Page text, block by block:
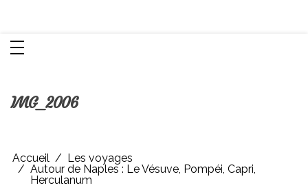
IMG_2006
Accueil
Les voyages
Autour de Naples : Le Vésuve, Pompéi, Capri,
Herculanum